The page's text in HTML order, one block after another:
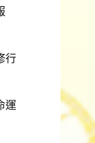
行
運